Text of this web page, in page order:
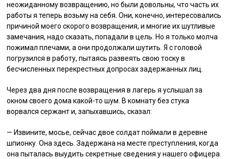
неожиданному возвращению, но были довольны, что часть их
работы я теперь возьму на себя. Они, конечно, интересовались
причиной моего скорого возвращения, и многие их шутливые
замечания, надо сказать, попадали в цель. Но я только молча
пожимал плечами, а они продолжали шутить. Я с головой
погрузился в работу, пытаясь развеять свою тоску в
бесчисленных перекрестных допросах задержанных лиц.
Через два дня после возвращения в лагерь я услышал за
окном своего дома какой-то шум. В комнату без стука
ворвался сержант и, запыхавшись, сказал:
— Извините, мосье, сейчас двое солдат поймали в деревне
шпионку. Она здесь. Задержана на месте преступления, когда
она пыталась выудить секретные сведения у нашего офицера.